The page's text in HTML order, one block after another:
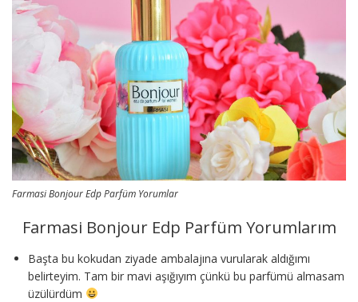
Farmasi Bonjour Edp Parfüm Yorumlar
Farmasi Bonjour Edp Parfüm Yorumlarım
Başta bu kokudan ziyade ambalajına vurularak aldığımı
belirteyim. Tam bir mavi aşığıyım çünkü bu parfümü almasam
üzülürdüm